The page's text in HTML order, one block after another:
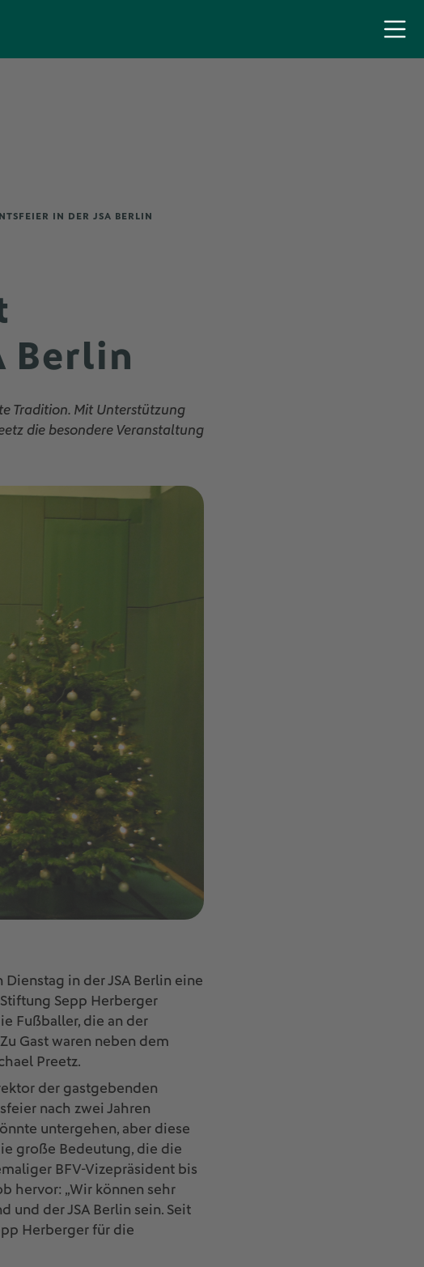
IN DER JSA BERLIN
Berlin
Tradition. Mit Unterstützung
die besondere Veranstaltung
in der JSA Berlin eine
Sepp Herberger
Fußballer, die an der
Gast waren neben dem
Preetz.
der gastgebenden
nach zwei Jahren
untergehen, aber diese
große Bedeutung, die die
BFV-Vizepräsident bis
hervor: „Wir können sehr
und der JSA Berlin sein. Seit
Herberger für die